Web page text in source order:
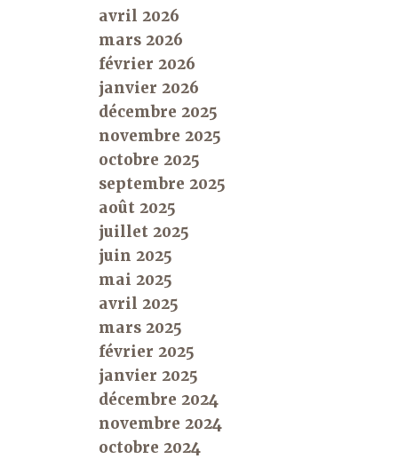
avril 2026
mars 2026
février 2026
janvier 2026
décembre 2025
novembre 2025
octobre 2025
septembre 2025
août 2025
juillet 2025
juin 2025
mai 2025
avril 2025
mars 2025
février 2025
janvier 2025
décembre 2024
novembre 2024
octobre 2024